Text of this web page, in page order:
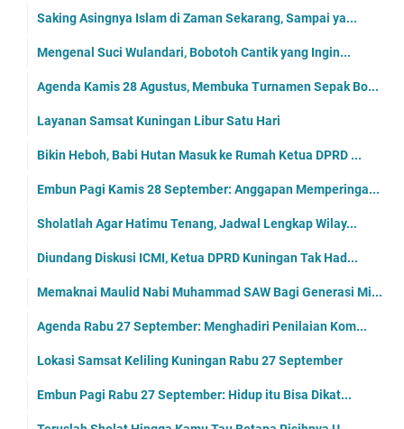
Saking Asingnya Islam di Zaman Sekarang, Sampai ya...
Mengenal Suci Wulandari, Bobotoh Cantik yang Ingin...
Agenda Kamis 28 Agustus, Membuka Turnamen Sepak Bo...
Layanan Samsat Kuningan Libur Satu Hari
Bikin Heboh, Babi Hutan Masuk ke Rumah Ketua DPRD ...
Embun Pagi Kamis 28 September: Anggapan Memperinga...
Sholatlah Agar Hatimu Tenang, Jadwal Lengkap Wilay...
Diundang Diskusi ICMI, Ketua DPRD Kuningan Tak Had...
Memaknai Maulid Nabi Muhammad SAW Bagi Generasi Mi...
Agenda Rabu 27 September: Menghadiri Penilaian Kom...
Lokasi Samsat Keliling Kuningan Rabu 27 September
Embun Pagi Rabu 27 September: Hidup itu Bisa Dikat...